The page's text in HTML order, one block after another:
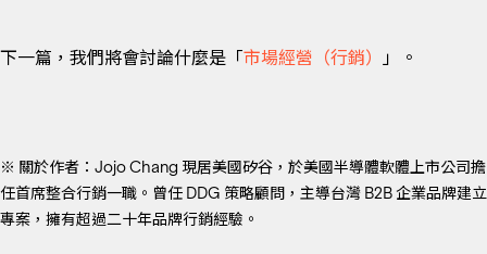
下一篇，我們將會討論什麼是「市場經營（行銷） 」。
※ 關於作者：Jojo Chang 現居美國矽谷，於美國半導體軟體上市公司擔
任首席整合行銷一職。曾任 DDG 策略顧問，主導台灣 B2B 企業品牌建立
專案，擁有超過二十年品牌行銷經驗。